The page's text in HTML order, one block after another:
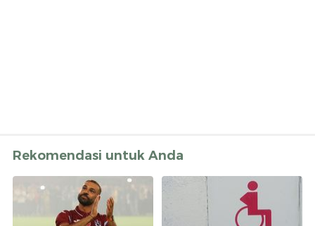
Rekomendasi untuk Anda